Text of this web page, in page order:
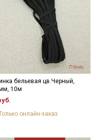
бельевая цв.Черный,
10м
онлайн-заказ
персональных
персональных
и